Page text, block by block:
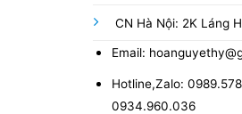
CN Hà Nội: 2K Láng
Email:
Hotline,Zalo:
0934.960.036